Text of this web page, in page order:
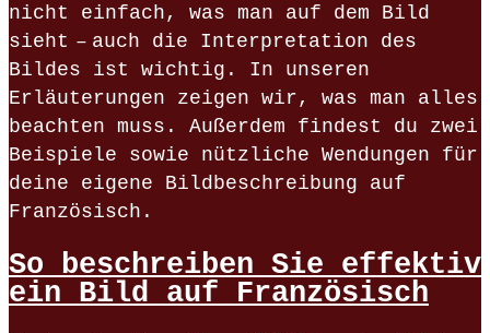
nicht einfach, was man auf dem Bild
sieht – auch die Interpretation des
Bildes ist wichtig. In unseren
Erläuterungen zeigen wir, was man alles
beachten muss. Außerdem findest du zwei
Beispiele sowie nützliche Wendungen für
deine eigene Bildbeschreibung auf
Französisch.
So beschreiben Sie effektiv
ein Bild auf Französisch